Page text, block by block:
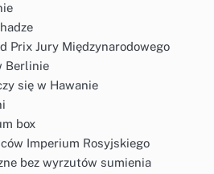
Prix Jury Międzynarodowego
Berlinie
się w Hawanie
box
Imperium Rosyjskiego
bez wyrzutów sumienia